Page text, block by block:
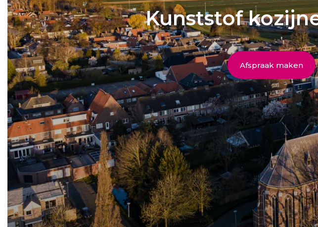
Kunststof
Afspraak maken